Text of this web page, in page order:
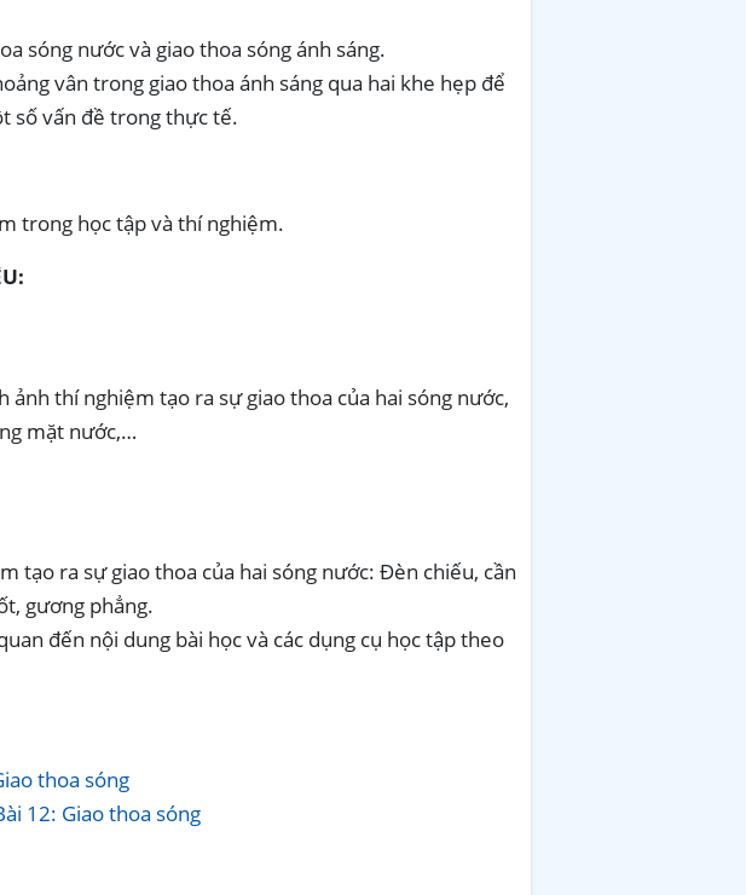
sóng nước và giao thoa sóng ánh sáng.
vân trong giao thoa ánh sáng qua hai khe hẹp để
số vấn đề trong thực tế.
trong học tập và thí nghiệm.
ảnh thí nghiệm tạo ra sự giao thoa của hai sóng nước,
mặt nước,…
tạo ra sự giao thoa của hai sóng nước: Đèn chiếu, cần
gương phẳng.
đến nội dung bài học và các dụng cụ học tập theo
thoa sóng
12: Giao thoa sóng